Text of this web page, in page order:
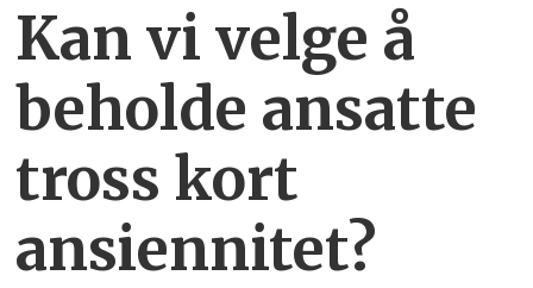
Kan vi velge å
beholde ansatte
tross kort
ansiennitet?